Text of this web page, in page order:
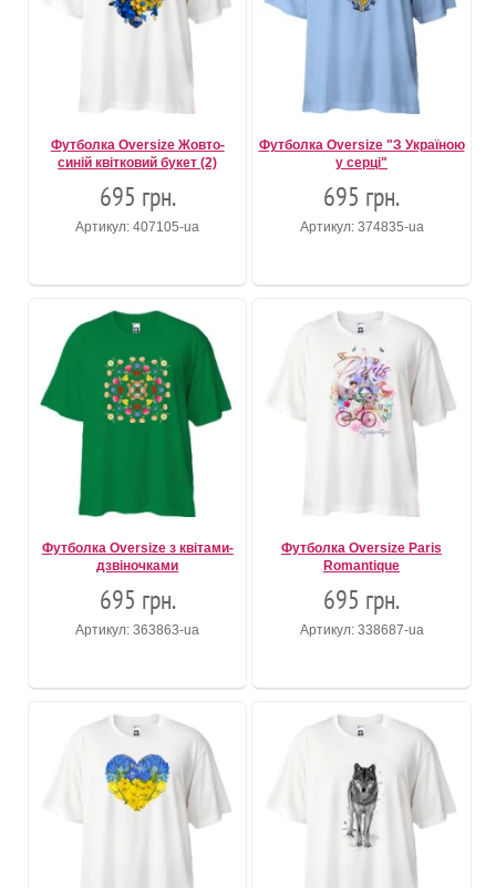
Футболка Oversize Жовто-
синій квітковий букет (2)
695 грн.
Артикул: 407105-ua
Футболка Oversize "З Україною
у серці"
695 грн.
Артикул: 374835-ua
Футболка Oversize з квітами-
дзвіночками
695 грн.
Артикул: 363863-ua
Футболка Oversize Paris
Romantique
695 грн.
Артикул: 338687-ua